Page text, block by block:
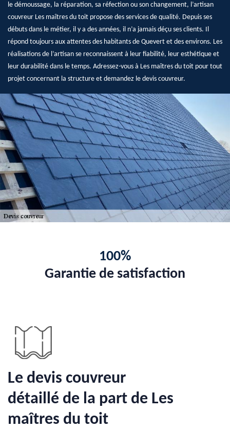
le démoussage, la réparation, sa réfection ou son changement, l’artisan
couvreur Les maîtres du toit propose des services de qualité. Depuis ses
débuts dans le métier, il y a des années, il n’a jamais déçu ses clients. Il
répond toujours aux attentes des habitants de Quevert et des environs. Les
réalisations de l’artisan se reconnaissent à leur fiabilité, leur esthétique et
leur durabilité dans le temps. Adressez-vous à Les maîtres du toit pour tout
projet concernant la structure et demandez le devis couvreur.
100%
Garantie de satisfaction
Le devis couvreur
détaillé de la part de Les
maîtres du toit